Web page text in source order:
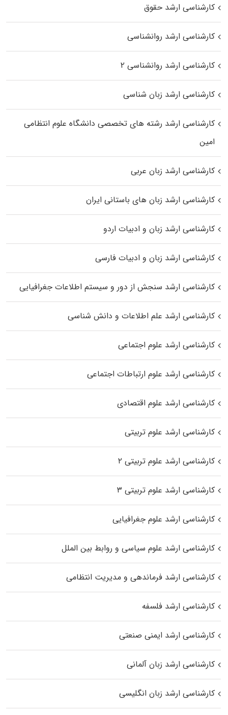
کارشناسی ارشد حقوق
کارشناسی ارشد روانشناسی
کارشناسی ارشد روانشناسی ۲
کارشناسی ارشد زبان شناسی
کارشناسی ارشد رﺷﺘﻪ ﻫﺎی تخصصی داﻧﺸﮕﺎه ﻋﻠﻮم انتظامی
اﻣﻴﻦ
کارشناسی ارشد زبان عربی
کارشناسی ارشد زبان‌ های باستانی ایران
کارشناسی ارشد زبان و ادبیات اردو
کارشناسی ارشد زبان و ادبیات فارسی
کارشناسی ارشد سنجش از دور و سیستم اطلاعات جغرافیایی
کارشناسی ارشد علم اطلاعات و دانش شناسی
کارشناسی ارشد علوم اجتماعی
کارشناسی ارشد علوم ارتباطات اجتماعی
کارشناسی ارشد علوم اقتصادی
کارشناسی ارشد علوم تربیتی
کارشناسی ارشد علوم تربیتی ۲
کارشناسی ارشد علوم تربیتی ۳
کارشناسی ارشد علوم جغرافیایی
کارشناسی ارشد علوم سیاسی و روابط بین الملل
کارشناسی ارشد فرماندهی و مدیریت انتظامی
کارشناسی ارشد فلسفه
کارشناسی ارشد ایمنی صنعتی
کارشناسی ارشد زبان آلمانی
کارشناسی ارشد زبان انگلیسی